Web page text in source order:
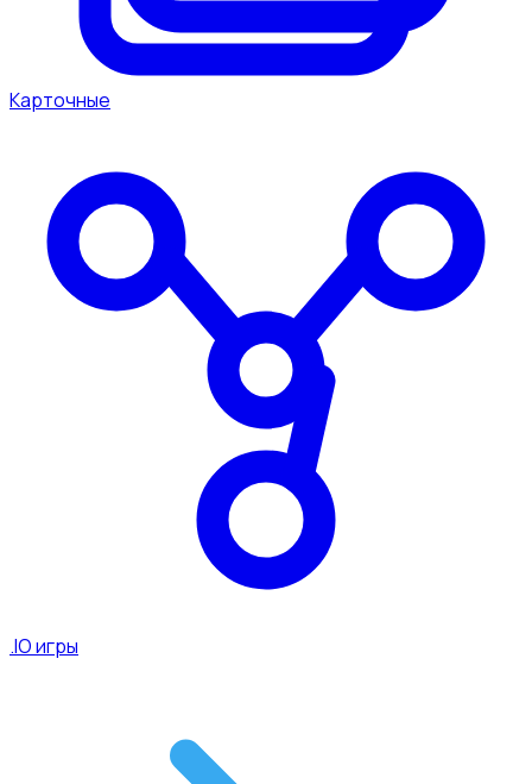
Карточные
.IO игры